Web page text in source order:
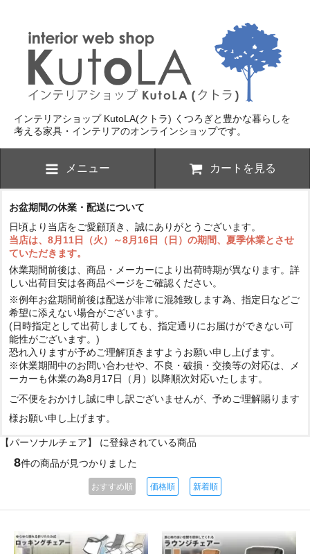
インテリアショップ KutoLA(クトラ) くつろぎと豊かな暮らしを
考える家具・インテリアのオンラインショップです。
メニュー カートを見る
お盆期間の休業・配送について
日頃より当店をご愛顧頂き、誠にありがとうございます。
当店は、8月11日（火）～8月16日（日）の期間、夏季休業とさせ
ていただきます。
休業期間前後は、商品・メーカーにより出荷時期が異なります。詳
しい出荷目安は各商品ページをご確認ください。
※例年お盆期間前後は配送が非常に混雑致します為、指定日などご
希望に添えない場合がございます。
(日時指定として出荷しましても、指定通りにお届けができない可
能性がございます。)
恐れ入りますが予めご理解頂きますようお願い申し上げます。
※休業期間中のお問い合わせや、不良・破損・交換等の対応は、メ
ーカーも休業の為8月17日（月）以降順次対応いたします。
ご不便をおかけし誠に申し訳ございませんが、予めご理解賜ります
様お願い申し上げます。
【パーソナルチェア】 に登録されている商品
8件の商品が見つかりました
おすすめ順 価格順 新着順